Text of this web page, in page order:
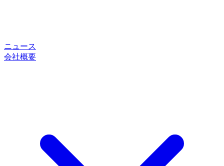
ニュース
会社概要